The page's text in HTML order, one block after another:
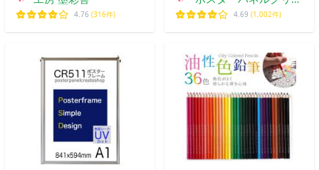
4.76 (316件)
イトショップ
4.69 (1,002件)